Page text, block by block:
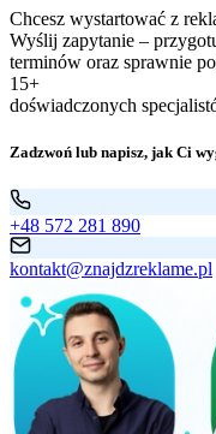
Chcesz wystartować z
Wyślij zapytanie –
terminów oraz sprawnie
15+
doświadczonych
Zadzwoń lub napisz, jak Ci
+48 572 281 890
kontakt@znajdzreklame.pl